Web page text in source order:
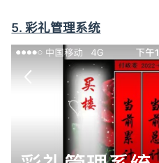
5. 彩礼管理系统